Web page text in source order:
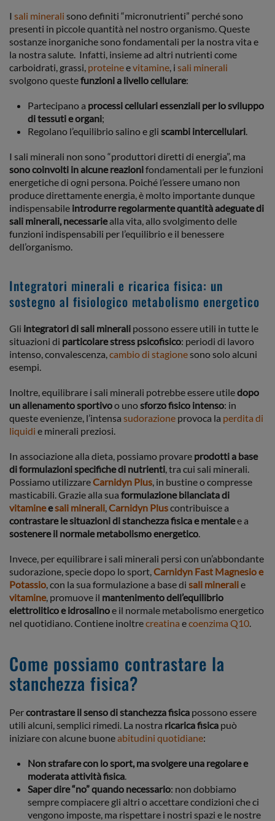
I sali minerali sono definiti “micronutrienti” perché sono
presenti in piccole quantità nel nostro organismo. Queste
sostanze inorganiche sono fondamentali per la nostra vita e
la nostra salute. Infatti, insieme ad altri nutrienti come
carboidrati, grassi, proteineevitamine, i sali minerali
svolgono questefunzioni a livello cellulare:
Partecipano a processi cellulari essenziali per lo sviluppo
di tessuti e organi;
Regolano l’equilibrio salino e gli scambi intercellulari.
I sali minerali non sono “produttori diretti di energia”, ma
sono coinvolti in alcune reazionifondamentali per le funzioni
energetiche di ogni persona. Poiché l’essere umano non
produce direttamente energia, è molto importante dunque
indispensabile introdurre regolarmente quantità adeguate di
sali minerali, necessariealla vita, allo svolgimento delle
funzioni indispensabili per l’equilibrio e il benessere
dell’organismo.
Integratori minerali e ricarica fisica: un
sostegno al fisiologico metabolismo energetico
Gli integratori di sali minerali possono essere utili in tutte le
situazioni di particolare stress psicofisico: periodi di lavoro
intenso, convalescenza,cambio di stagionesono solo alcuni
esempi.
Inoltre, equilibrare i sali minerali potrebbe essere utiledopo
un allenamento sportivoo unosforzo fisico intenso: in
queste evenienze, l’intensa sudorazione provoca la perdita di
liquidi e minerali preziosi.
In associazione alla dieta, possiamo provare prodotti a base
di formulazioni specifiche di nutrienti, tra cui sali minerali.
Possiamo utilizzareCarnidyn Plus, in bustine o compresse
masticabili. Grazie alla sua formulazione bilanciata di
vitamineesali minerali,Carnidyn Pluscontribuisce a
contrastare le situazioni di stanchezza fisica e mentalee a
sostenere il normale metabolismo energetico.
Invece, per equilibrare i sali minerali persi con un’abbondante
sudorazione, specie dopo lo sport,Carnidyn Fast Magnesio e
Potassio, con la sua formulazione a base di sali mineralie
vitamine, promuove il mantenimento dell’equilibrio
elettrolitico e idrosalinoe il normale metabolismo energetico
nel quotidiano. Contiene inoltrecreatina ecoenzima Q10.
Come possiamo contrastare la
stanchezza fisica?
Percontrastare il senso di stanchezza fisica possono essere
utili alcuni, semplici rimedi. La nostra ricarica fisica può
iniziare con alcune buoneabitudini quotidiane:
Non strafare con lo sport, ma svolgere una regolare e
moderata attività fisica.
Saper dire “no” quando necessario: non dobbiamo
sempre compiacere gli altri o accettare condizioni che ci
vengono imposte, ma rispettare i nostri spazi e le nostre